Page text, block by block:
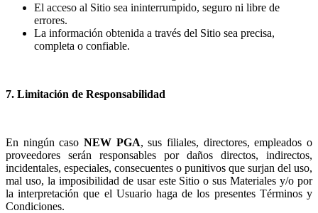
El acceso al Sitio sea ininterrumpido, seguro ni libre de
errores.
La información obtenida a través del Sitio sea precisa,
completa o confiable.
7. Limitación de Responsabilidad
En ningún caso NEW PGA, sus filiales, directores, empleados o
proveedores serán responsables por daños directos, indirectos,
incidentales, especiales, consecuentes o punitivos que surjan del uso,
mal uso, la imposibilidad de usar este Sitio o sus Materiales y/o por
la interpretación que el Usuario haga de los presentes Términos y
Condiciones.